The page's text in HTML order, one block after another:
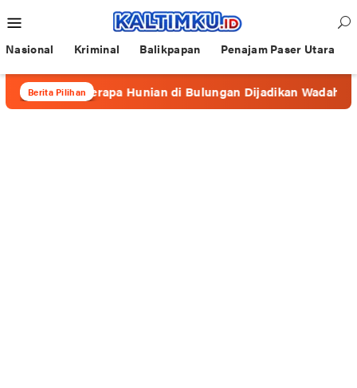
ke
kontenMobile
Nasional Kriminal Balikpapan Penajam Paser Utara
Berita Pilihan
Beberapa Hunian di Bulungan Dijadikan Wadah Prostitusi